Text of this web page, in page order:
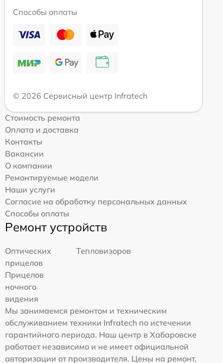
Способы оплаты
© 2026 Сервисный центр Infratech
Стоимость ремонта
Оплата и доставка
Контакты
Вакансии
О компании
Ремонтируемые модели
Наши услуги
Согласие на обработку персональных данных
Способы оплаты
Ремонт устройств
Оптических
прицелов
Тепловизоров
Прицелов
ночного
видения
Мы занимаемся ремонтом и техническим
обслуживанием техники Infratech по истечении
гарантийного периода. Наш центр в Хабаровске
работает независимо и не имеет официальной
авторизации от производителя. Цены на ремонт,